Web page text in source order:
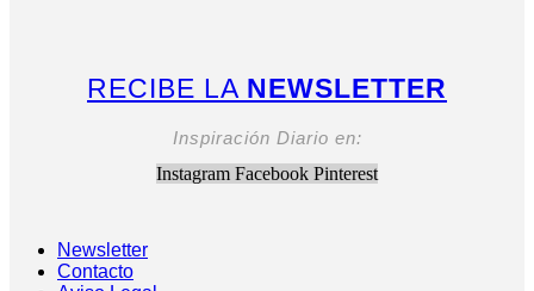
RECIBE LA NEWSLETTER
Inspiración Diario en:
Instagram Facebook Pinterest
Newsletter
Contacto